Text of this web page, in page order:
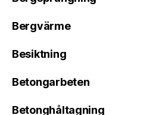
Bergvärme
Besiktning
Betongarbeten
Betonghåltagning